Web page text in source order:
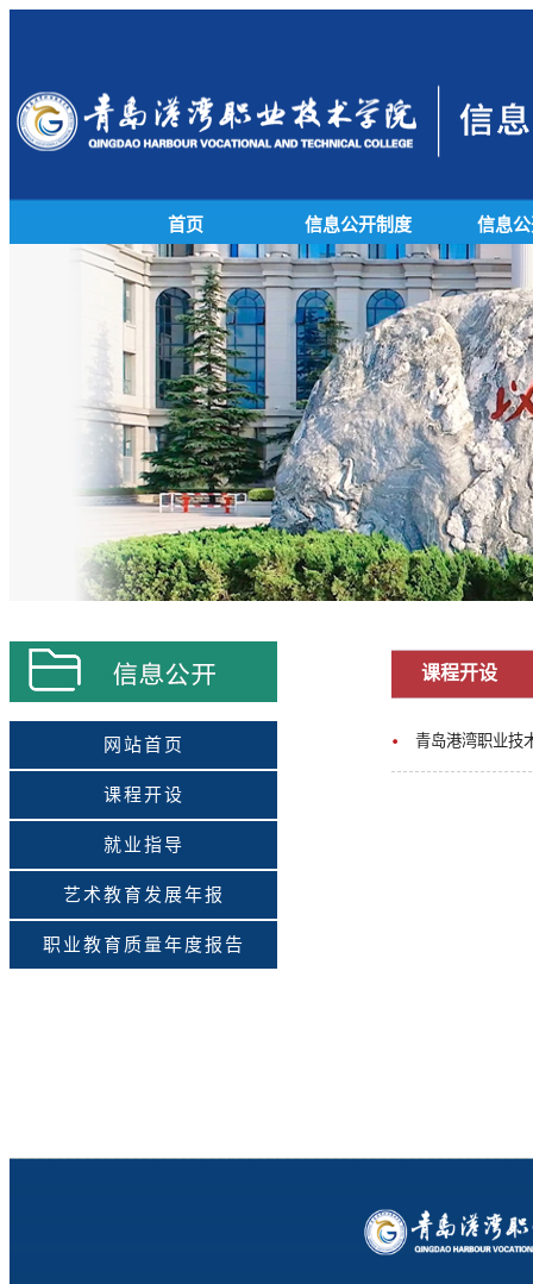
首页 信息公开制度 信息
网站首页
课程开设
就业指导
艺术教育发展年报
职业教育质量年度报告
课程开设
青岛港湾职业技